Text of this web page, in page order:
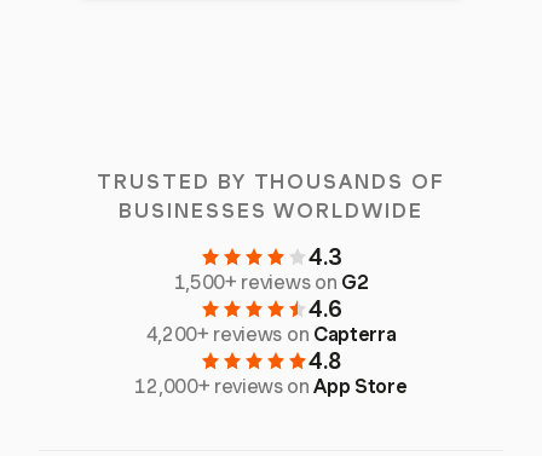
TRUSTED BY THOUSANDS OF
BUSINESSES WORLDWIDE
4.3
1,500+ reviews on G2
4.6
4,200+ reviews on Capterra
4.8
12,000+ reviews onApp Store